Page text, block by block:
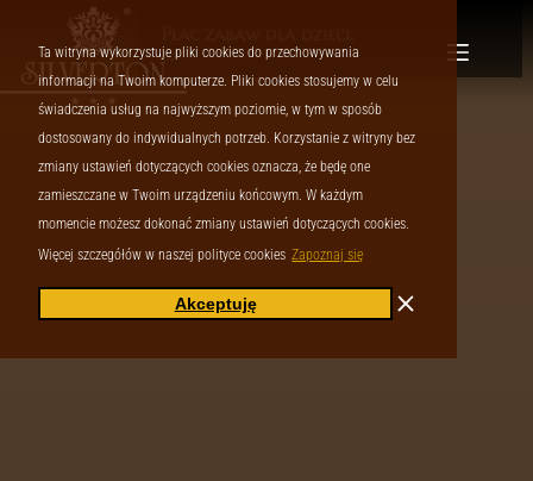
Ta witryna wykorzystuje pliki cookies do przechowywania
informacji na Twoim komputerze. Pliki cookies stosujemy w celu
świadczenia usług na najwyższym poziomie, w tym w sposób
dostosowany do indywidualnych potrzeb. Korzystanie z witryny bez
zmiany ustawień dotyczących cookies oznacza, że będę one
zamieszczane w Twoim urządzeniu końcowym. W każdym
momencie możesz dokonać zmiany ustawień dotyczących cookies.
Więcej szczegółów w naszej polityce cookies Zapoznaj się
Akceptuję
…